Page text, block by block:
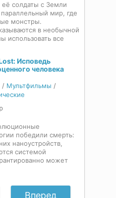
солдаты с Земли
мир, где
монстры.
в необычной
использовать все
Исповедь
человека
/ Мультфильмы /
победили смерть:
наноустройств,
системой
может
Вперед